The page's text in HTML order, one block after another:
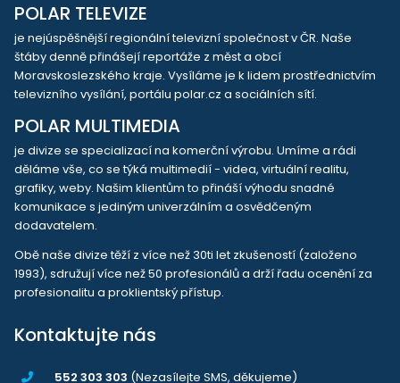
POLAR TELEVIZE
je nejúspěšnější regionální televizní společnost v ČR. Naše
štáby denně přinášejí reportáže z měst a obcí
Moravskoslezského kraje. Vysíláme je k lidem prostřednictvím
televizního vysílání, portálu polar.cz a sociálních sítí.
POLAR MULTIMEDIA
je divize se specializací na komerční výrobu. Umíme a rádi
děláme vše, co se týká multimedií - videa, virtuální realitu,
grafiky, weby. Našim klientům to přináší výhodu snadné
komunikace s jediným univerzálním a osvědčeným
dodavatelem.
Obě naše divize těží z více než 30ti let zkušeností (založeno
1993), sdružují více než 50 profesionálů a drží řadu ocenění za
profesionalitu a proklientský přístup.
Kontaktujte nás
552 303 303 (Nezasílejte SMS, děkujeme)